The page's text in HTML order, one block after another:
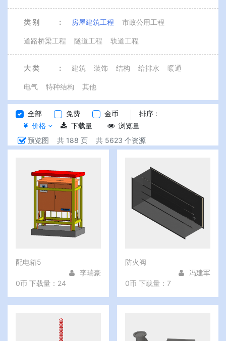
类 别 ： 房屋建筑工程 市政公用工程
道路桥梁工程 隧道工程 轨道工程
大 类 ： 建筑 装饰 结构 给排水 暖通
电气 特种结构 其他
全部 免费 金币
排序 :
价格
下载量
浏览量
预览图
共 188 页 共 5623 个资源
配电箱5
李瑞豪
0币 下载量：24
防火阀
冯建军
0币 下载量：7